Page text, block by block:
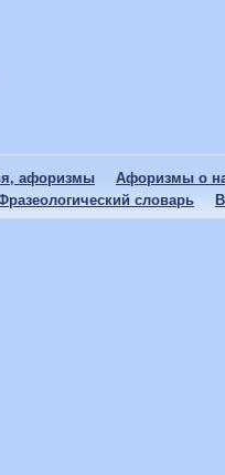
афоризмы Афоризмы о
словарь